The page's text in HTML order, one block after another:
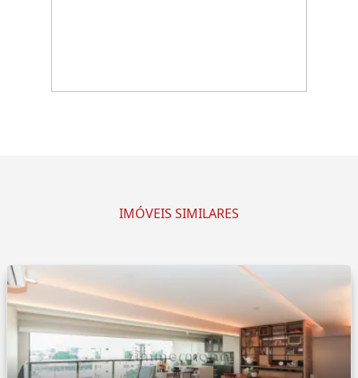
IMÓVEIS SIMILARES